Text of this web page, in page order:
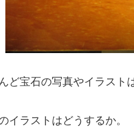
ど宝石の写真やイラスト
イラストはどうするか。